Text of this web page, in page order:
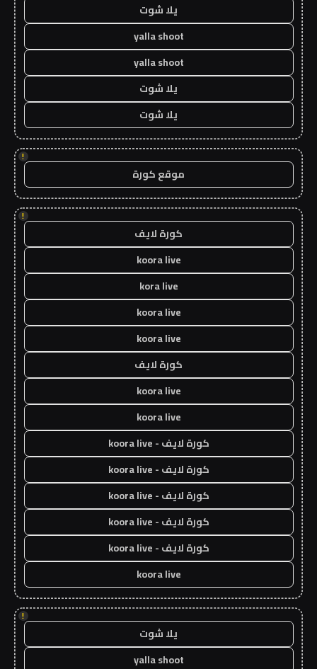
يلا شوت
yalla shoot
yalla shoot
يلا شوت
يلا شوت
!
موقع كورة
!
كورة لايف
koora live
kora live
koora live
koora live
كورة لايف
koora live
koora live
كورة لايف - koora live
كورة لايف - koora live
كورة لايف - koora live
كورة لايف - koora live
كورة لايف - koora live
koora live
!
يلا شوت
yalla shoot